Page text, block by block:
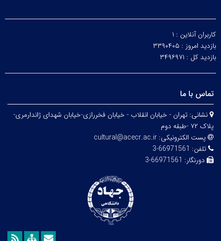
کاربران آنلاین : ۱
بازدید امروز : ۳۳۹۰۴۰۵
بازدید کل : ۳۴۹۶۹۷۱
تماس با ما
نشانی: تهران - خیابان انقلاب - خیابان فخررازی-خیابان شهدای ژاندارمری-
پلاک ۷۲ -طبقه دوم
پست الکترونیکی: cultural@acecr.ac.ir
تلفن: 66971561-3
دورنگار: 66971561-3